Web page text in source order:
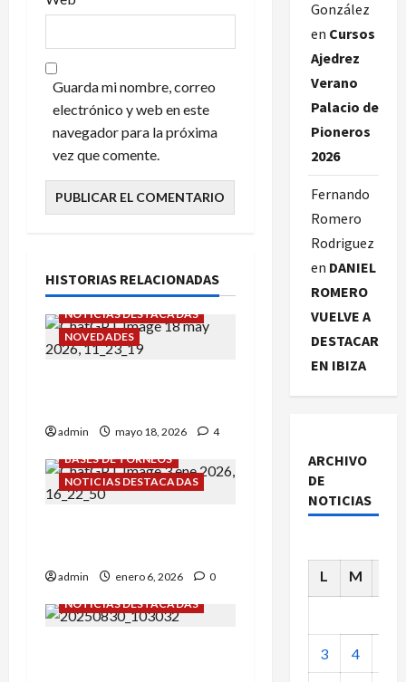
Guarda mi nombre, correo
electrónico y web en este
navegador para la próxima
vez que comente.
HISTORIAS RELACIONADAS
NOTICIAS DESTACADAS
NOVEDADES
admin mayo 18, 2026
4
BASES DE TORNEOS
NOTICIAS DESTACADAS
admin enero 6, 2026
0
NOTICIAS DESTACADAS
González
en Cursos
Ajedrez
Verano
Palacio de
Pioneros
2026
Fernando
Romero
Rodriguez
en DANIEL
ROMERO
VUELVE A
DESTACAR
EN IBIZA
ARCHIVO
DE
NOTICIAS
L M
3 4